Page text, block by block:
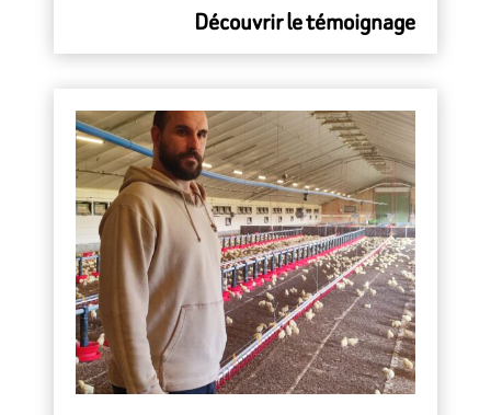
Découvrir le témoignage